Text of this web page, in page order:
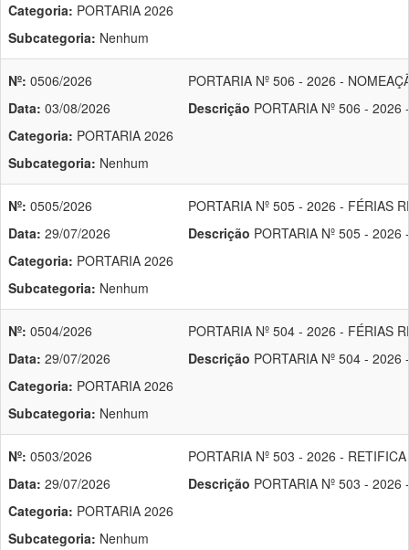
Categoria: PORTARIA 2026
Subcategoria: Nenhum
Nº: 0506/2026
Data: 03/08/2026
Categoria: PORTARIA 2026
Subcategoria: Nenhum
PORTARIA Nº 506 - 2026 -
Descrição PORTARIA Nº 506 -
Nº: 0505/2026
Data: 29/07/2026
Categoria: PORTARIA 2026
Subcategoria: Nenhum
PORTARIA Nº 505 - 2026 - FÉRIAS
Descrição PORTARIA Nº 505 -
Nº: 0504/2026
Data: 29/07/2026
Categoria: PORTARIA 2026
Subcategoria: Nenhum
PORTARIA Nº 504 - 2026 - FÉRIAS
Descrição PORTARIA Nº 504 -
Nº: 0503/2026
Data: 29/07/2026
Categoria: PORTARIA 2026
Subcategoria: Nenhum
PORTARIA Nº 503 - 2026 -
Descrição PORTARIA Nº 503 -